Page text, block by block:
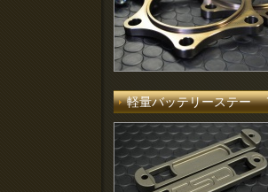
軽量バッテリーステー